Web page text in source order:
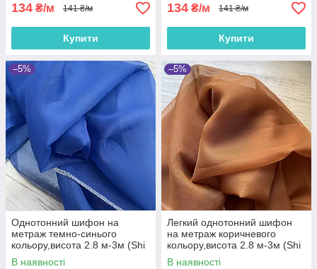
134 ₴/м 141 ₴/м
Купити
134 ₴/м 141 ₴/м
Купити
–5%
Однотонний шифон на
метраж темно-синього
кольору,висота 2.8 м-3м (Shi
5-10)
В наявності
–5%
Легкий однотонний шифон
на метраж коричневого
кольору,висота 2.8 м-3м (Shi
5-13)
В наявності